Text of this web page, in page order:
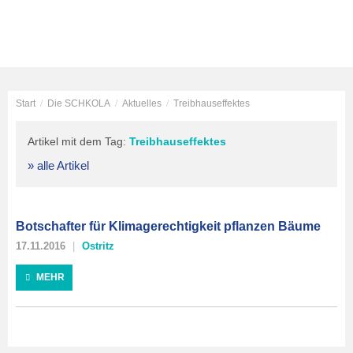
Start / Die SCHKOLA / Aktuelles / Treibhauseffektes
Artikel mit dem Tag: Treibhauseffektes
» alle Artikel
Botschafter für Klimagerechtigkeit pflanzen Bäume
17.11.2016 Ostritz
MEHR